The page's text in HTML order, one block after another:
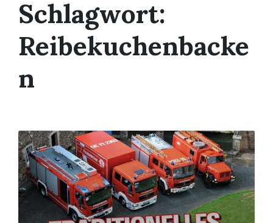
Schlagwort:
Reibekuchenbacke
n
Mehr
erfahren